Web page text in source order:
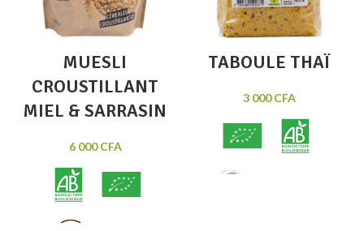
MUESLI
CROUSTILLANT
MIEL & SARRASIN
6 000CFA
TABOULE THAÏ
3 000CFA